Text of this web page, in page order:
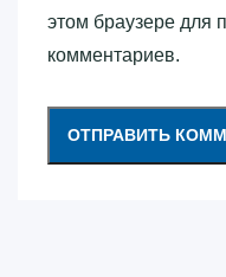
этом браузере для
комментариев.